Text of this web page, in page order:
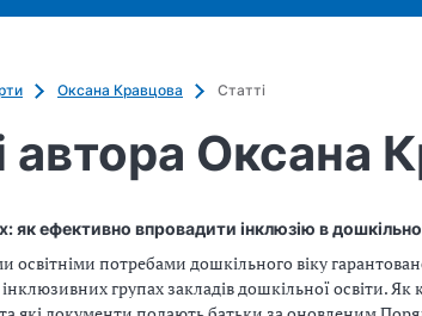
Оксана Кравцова Статті
автора Оксана
як ефективно впровадити інклюзію в
освітніми потребами дошкільного віку
інклюзивних групах закладів дошкільної освіти.